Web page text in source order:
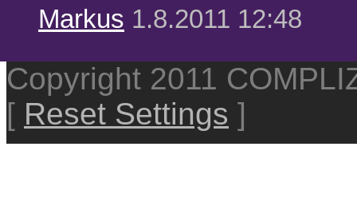
Markus 1.8.2011 12:48
Copyright 2011
[ Reset Settings ]